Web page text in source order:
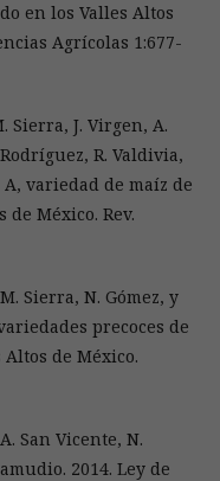
en los Valles Altos
Agrícolas 1:677-
Sierra, J. Virgen, A.
R. Valdivia,
A, variedad de maíz de
México. Rev.
Sierra, N. Gómez, y
precoces de
de México.
San Vicente, N.
2014. Ley de